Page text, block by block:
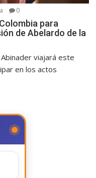
0
para
de Abelardo de la
viajará este
en los actos